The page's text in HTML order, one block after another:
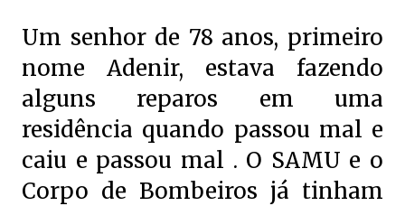
Um senhor de 78 anos, primeiro
nome Adenir, estava fazendo
alguns reparos em uma
residência quando passou mal e
caiu e passou mal . O SAMU e o
Corpo de Bombeiros já tinham